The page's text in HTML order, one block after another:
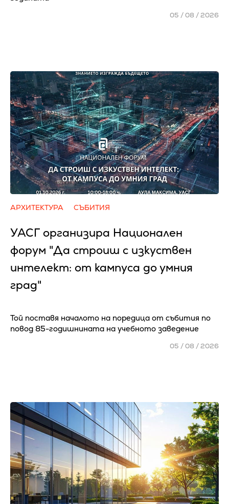
05 / 08 / 2026
АРХИТЕКТУРА СЪБИТИЯ
УАСГ организира Национален
форум "Да строиш с изкуствен
интелект: от кампуса до умния
град"
Той поставя началото на поредица от събития по
повод 85-годишнината на учебното заведение
05 / 08 / 2026